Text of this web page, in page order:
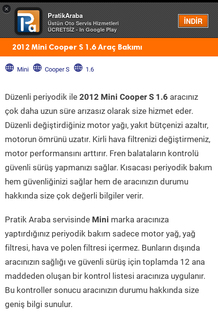
×
PratikAraba
Üstün Oto Servis Hizmetleri
ÜCRETSİZ - In Google Play
İNDİR
Menü
2012 Mini Cooper S 1.6 Araç Bakımı
Mini Cooper S 1.6
Düzenli periyodik ile 2012 Mini Cooper S 1.6 aracınız
çok daha uzun süre arızasız olarak size hizmet eder.
Düzenli değiştirdiğiniz motor yağı, yakıt bütçenizi azaltır,
motorun ömrünü uzatır. Kirli hava filtrenizi değiştirmeniz,
motor performansını arttırır. Fren balataların kontrolü
güvenli sürüş yapmanızı sağlar. Kısacası periyodik bakım
hem güvenliğinizi sağlar hem de aracınızın durumu
hakkında size çok değerli bilgiler verir.
Pratik Araba servisinde Mini marka aracınıza
yaptırdığınız periyodik bakım sadece motor yağ, yağ
filtresi, hava ve polen filtresi içermez. Bunların dışında
aracınızın sağlığı ve güvenli sürüş için toplamda 12 ana
maddeden oluşan bir kontrol listesi aracınıza uygulanır.
Bu kontroller sonucu aracınızın durumu hakkında size
geniş bilgi sunulur.